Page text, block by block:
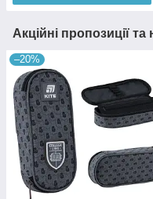
Акційні пропозиції
–20%